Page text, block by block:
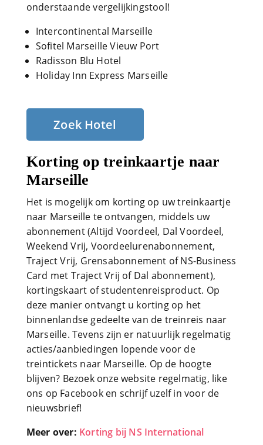
onderstaande vergelijkingstool!
Intercontinental Marseille
Sofitel Marseille Vieuw Port
Radisson Blu Hotel
Holiday Inn Express Marseille
Zoek Hotel
Korting op treinkaartje naar
Marseille
Het is mogelijk om korting op uw treinkaartje
naar Marseille te ontvangen, middels uw
abonnement (Altijd Voordeel, Dal Voordeel,
Weekend Vrij, Voordeelurenabonnement,
Traject Vrij, Grensabonnement of NS-Business
Card met Traject Vrij of Dal abonnement),
kortingskaart of studentenreisproduct. Op
deze manier ontvangt u korting op het
binnenlandse gedeelte van de treinreis naar
Marseille. Tevens zijn er natuurlijk regelmatig
acties/aanbiedingen lopende voor de
treintickets naar Marseille. Op de hoogte
blijven? Bezoek onze website regelmatig, like
ons op Facebook en schrijf uzelf in voor de
nieuwsbrief!
Meer over: Korting bij NS International